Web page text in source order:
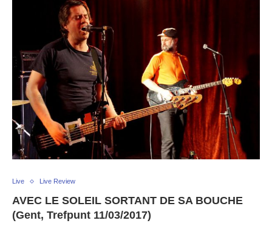
Live Live Review
AVEC LE SOLEIL SORTANT DE SA BOUCHE
(Gent, Trefpunt 11/03/2017)